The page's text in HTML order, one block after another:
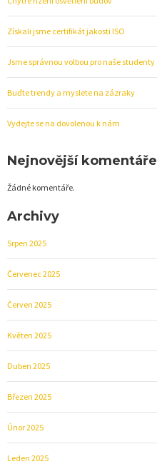
Získali jsme certifikát jakosti ISO
Jsme správnou volbou pro naše studenty
Buďte trendy a myslete na zázraky
Vydejte se na dovolenou k nám
Nejnovější komentáře
Žádné komentáře.
Archivy
Srpen 2025
Červenec 2025
Červen 2025
Květen 2025
Duben 2025
Březen 2025
Únor 2025
Leden 2025